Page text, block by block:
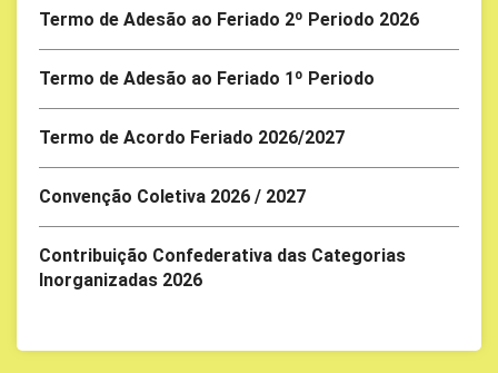
Termo de Adesão ao Feriado 2º Periodo 2026
Termo de Adesão ao Feriado 1º Periodo
Termo de Acordo Feriado 2026/2027
Convenção Coletiva 2026 / 2027
Contribuição Confederativa das Categorias
Inorganizadas 2026